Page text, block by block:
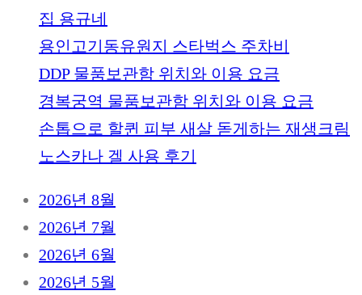
집 용규네
용인고기동유원지 스타벅스 주차비
DDP 물품보관함 위치와 이용 요금
경복궁역 물품보관함 위치와 이용 요금
손톱으로 할퀸 피부 새살 돋게하는 재생크림
노스카나 겔 사용 후기
2026년 8월
2026년 7월
2026년 6월
2026년 5월